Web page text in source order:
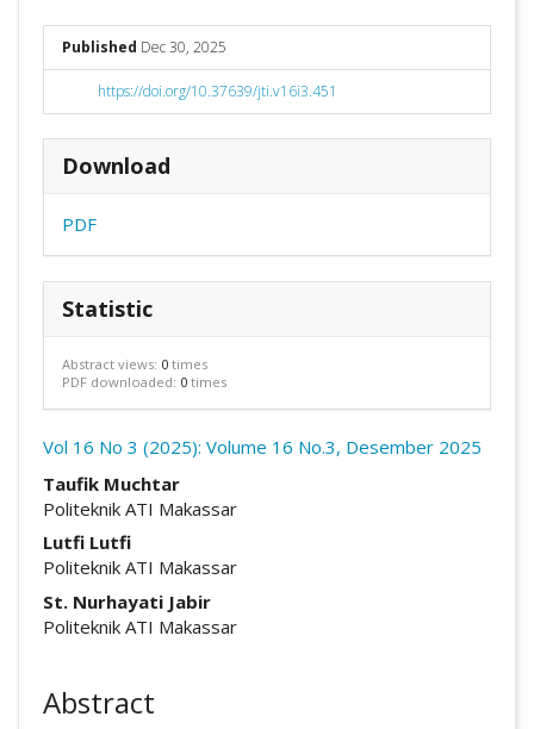
Published Dec 30, 2025
https://doi.org/10.37639/jti.v16i3.451
Download
PDF
Statistic
Abstract views: 0 times
PDF downloaded: 0 times
Vol 16 No 3 (2025): Volume 16 No.3, Desember 2025
Taufik Muchtar
Politeknik ATI Makassar
Lutfi Lutfi
Politeknik ATI Makassar
St. Nurhayati Jabir
Politeknik ATI Makassar
Abstract